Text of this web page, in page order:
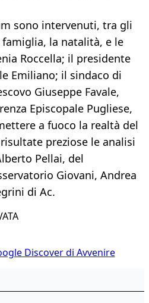
sono intervenuti, tra gli
la natalità, e le
Roccella; il presidente
Emiliano; il sindaco di
Giuseppe Favale,
Episcopale Pugliese,
a fuoco la realtà del
preziose le analisi
Pellai, del
Giovani, Andrea
di Ac.
Discover di Avvenire